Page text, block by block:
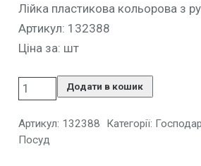
Лійка пластикова кольорова з
Артикул: 132388
Ціна за: шт
Додати в кошик
Артикул: 132388 Категорії:
Посуд